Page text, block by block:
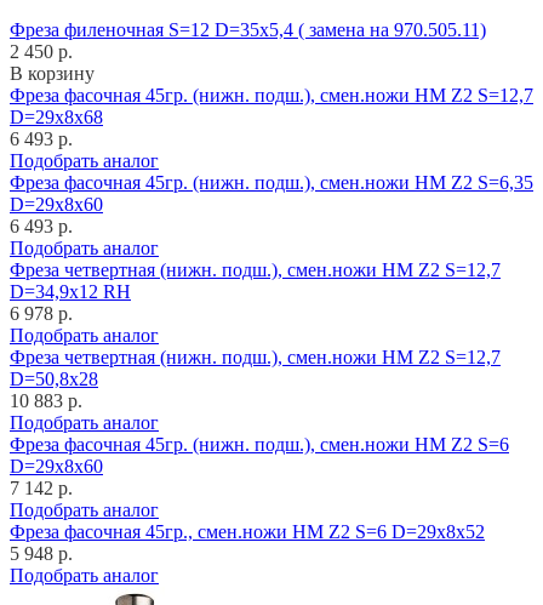
Фреза филеночная S=12 D=35x5,4 ( замена на 970.505.11)
2 450 р.
В корзину
Фреза фасочная 45гр. (нижн. подш.), смен.ножи HM Z2 S=12,7
D=29x8x68
6 493 р.
Подобрать аналог
Фреза фасочная 45гр. (нижн. подш.), смен.ножи HM Z2 S=6,35
D=29x8x60
6 493 р.
Подобрать аналог
Фреза четвертная (нижн. подш.), смен.ножи HM Z2 S=12,7
D=34,9x12 RH
6 978 р.
Подобрать аналог
Фреза четвертная (нижн. подш.), смен.ножи HM Z2 S=12,7
D=50,8x28
10 883 р.
Подобрать аналог
Фреза фасочная 45гр. (нижн. подш.), смен.ножи HM Z2 S=6
D=29x8x60
7 142 р.
Подобрать аналог
Фреза фасочная 45гр., смен.ножи HM Z2 S=6 D=29x8x52
5 948 р.
Подобрать аналог